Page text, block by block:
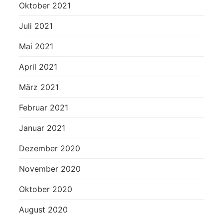
Oktober 2021
Juli 2021
Mai 2021
April 2021
März 2021
Februar 2021
Januar 2021
Dezember 2020
November 2020
Oktober 2020
August 2020